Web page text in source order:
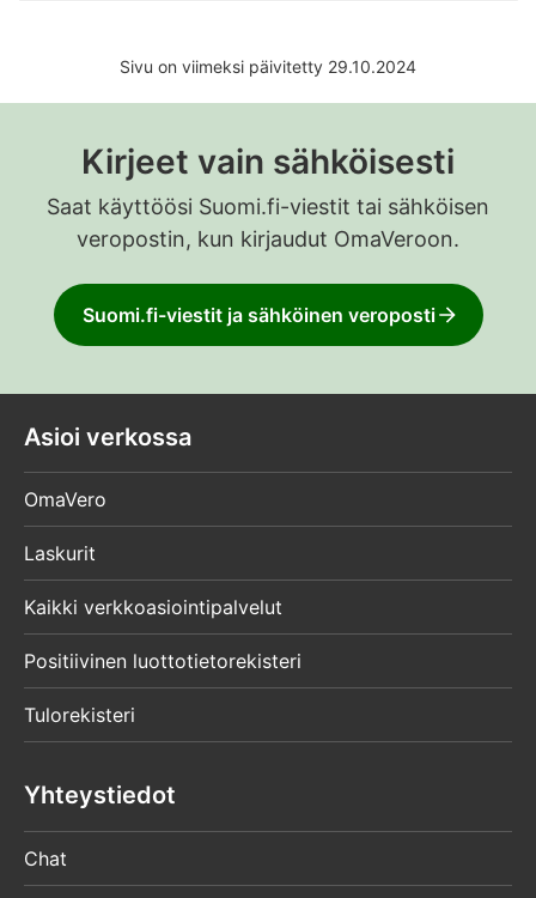
Sivu on viimeksi päivitetty 29.10.2024
Kirjeet vain sähköisesti
Saat käyttöösi Suomi.fi-viestit tai sähköisen
veropostin, kun kirjaudut OmaVeroon.
Suomi.fi-viestit ja sähköinen veroposti
Asioi verkossa
OmaVero
Laskurit
Kaikki verkkoasiointipalvelut
Positiivinen luottotietorekisteri
Tulorekisteri
Yhteystiedot
Chat